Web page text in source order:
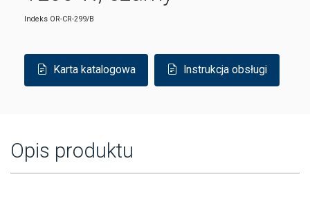
Indeks OR-CR-299/B
Karta katalogowa Instrukcja obsługi
Opis produktu